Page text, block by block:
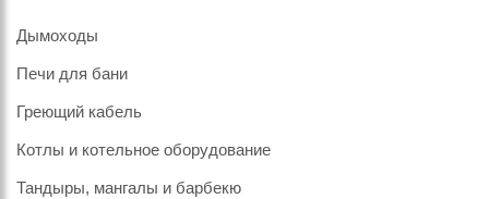
Дымоходы
Печи для бани
Греющий кабель
Котлы и котельное оборудование
Тандыры, мангалы и барбекю